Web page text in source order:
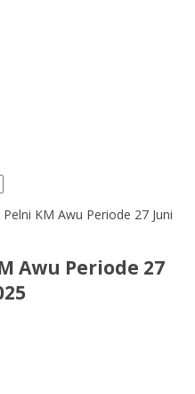
Pelni KM Awu Periode 27 Juni
Awu Periode 27